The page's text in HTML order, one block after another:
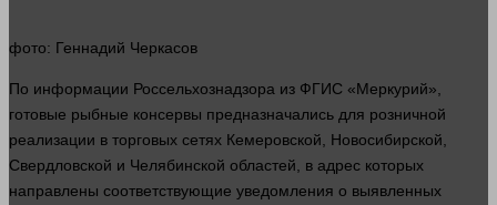
фото: Геннадий Черкасов
По информации Россельхознадзора из ФГИС «Меркурий»,
готовые рыбные консервы предназначались для розничной
реализации в торговых сетях Кемеровской, Новосибирской,
Свердловской и Челябинской областей, в адрес которых
направлены соответствующие уведомления о выявленных